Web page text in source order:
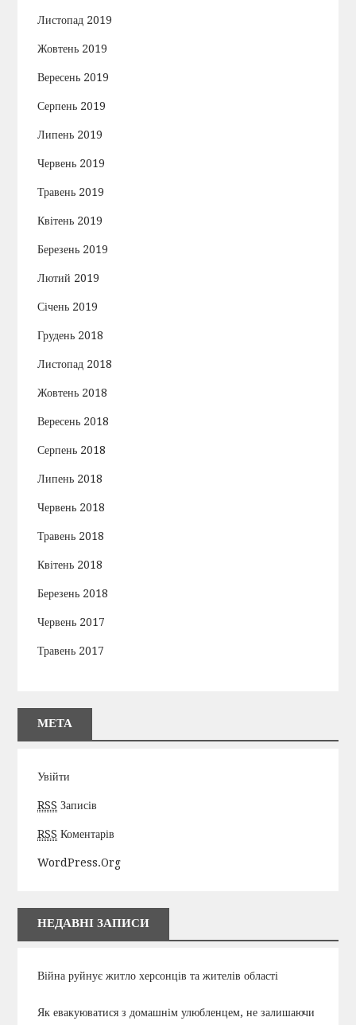
Листопад 2019
Жовтень 2019
Вересень 2019
Серпень 2019
Липень 2019
Червень 2019
Травень 2019
Квітень 2019
Березень 2019
Лютий 2019
Січень 2019
Грудень 2018
Листопад 2018
Жовтень 2018
Вересень 2018
Серпень 2018
Липень 2018
Червень 2018
Травень 2018
Квітень 2018
Березень 2018
Червень 2017
Травень 2017
МЕТА
Увійти
RSS Записів
RSS Коментарів
WordPress.org
НЕДАВНІ ЗАПИСИ
Війна руйнує житло херсонців та жителів області
Як евакуюватися з домашнім улюбленцем, не залишаючи